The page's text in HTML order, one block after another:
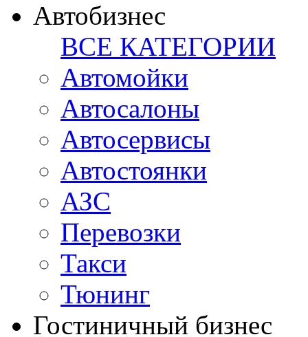
Автобизнес
ВСЕ КАТЕГОРИИ
Автомойки
Автосалоны
Автосервисы
Автостоянки
АЗС
Перевозки
Такси
Тюнинг
Гостиничный бизнес